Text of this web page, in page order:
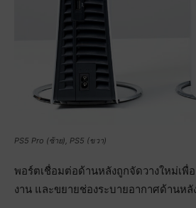
PS5 Pro (ซ้าย), PS5 (ขวา)
พอร์ตเชื่อมต่อด้านหลังถูกจัดวางใหม่เพื่
งาน และขยายช่องระบายอากาศด้านหลั